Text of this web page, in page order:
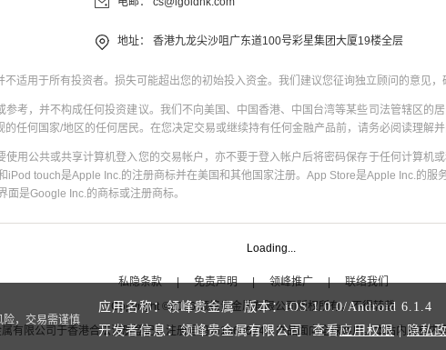
地址： 香港九龙尖沙咀广东道100号彩星集团大厦19楼全层
适用于所有投资者。损失可能超出您的初始投入资金。我们建议您征询独立顾问的意见，
考，并不构成任何投资建议。我们不向美国、中国香港、中国台湾等某些司法管辖区的
任何国家/地区的任何居民。在您决定交易或继续持有任何金融产品前，请务必阅读理解
使用公共或共享计算机登入您的交易帐户，亦不要于登入帐户后将密码保存于任何计算机
touch是Apple Inc.的注册商标并在美国和其他国家注册。App Store是Apple Inc.的服
是Google Inc.的商标或注册商标。
Loading...
私隐条款 | 免责声明 | 领峰推广 |
联络我们
Copyright ©2026领峰贵金属有限公司版权所有，不得转载
有限公司于香港合法注册登记，注册号码为1660574，产品面向全球客户。本站内所有内
险，交易需谨慎
应用名称：领峰贵金属 版本：iOS1.0.0/Android 6.1.4
开发者信息：领峰贵金属有限公司 查看应用权限 | 隐私